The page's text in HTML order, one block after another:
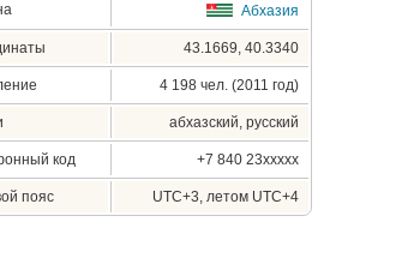
Абхазия
43.1669, 40.3340
4 198 чел. (2011 год)
абхазский, русский
код +7 840 23ххххх
пояс UTC+3, летом UTC+4